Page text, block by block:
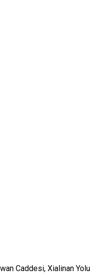
Caddesi, Xialinan Yolu